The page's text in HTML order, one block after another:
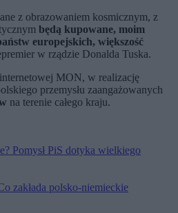
z obrazowaniem kosmicznym, z
będą kupowane, moim
europejskich, większość
w rządzie Donalda Tuska.
MON, w realizację
przemysłu zaangażowanych
na terenie całego kraju.
Pomysł PiS dotyka wielkiego
zakłada polsko-niemieckie